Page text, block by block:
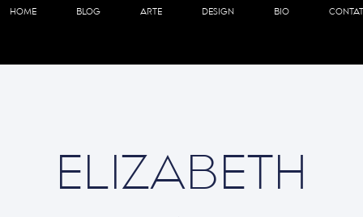
HOME BLOG ARTE DESIGN BIO
ELIZABETH